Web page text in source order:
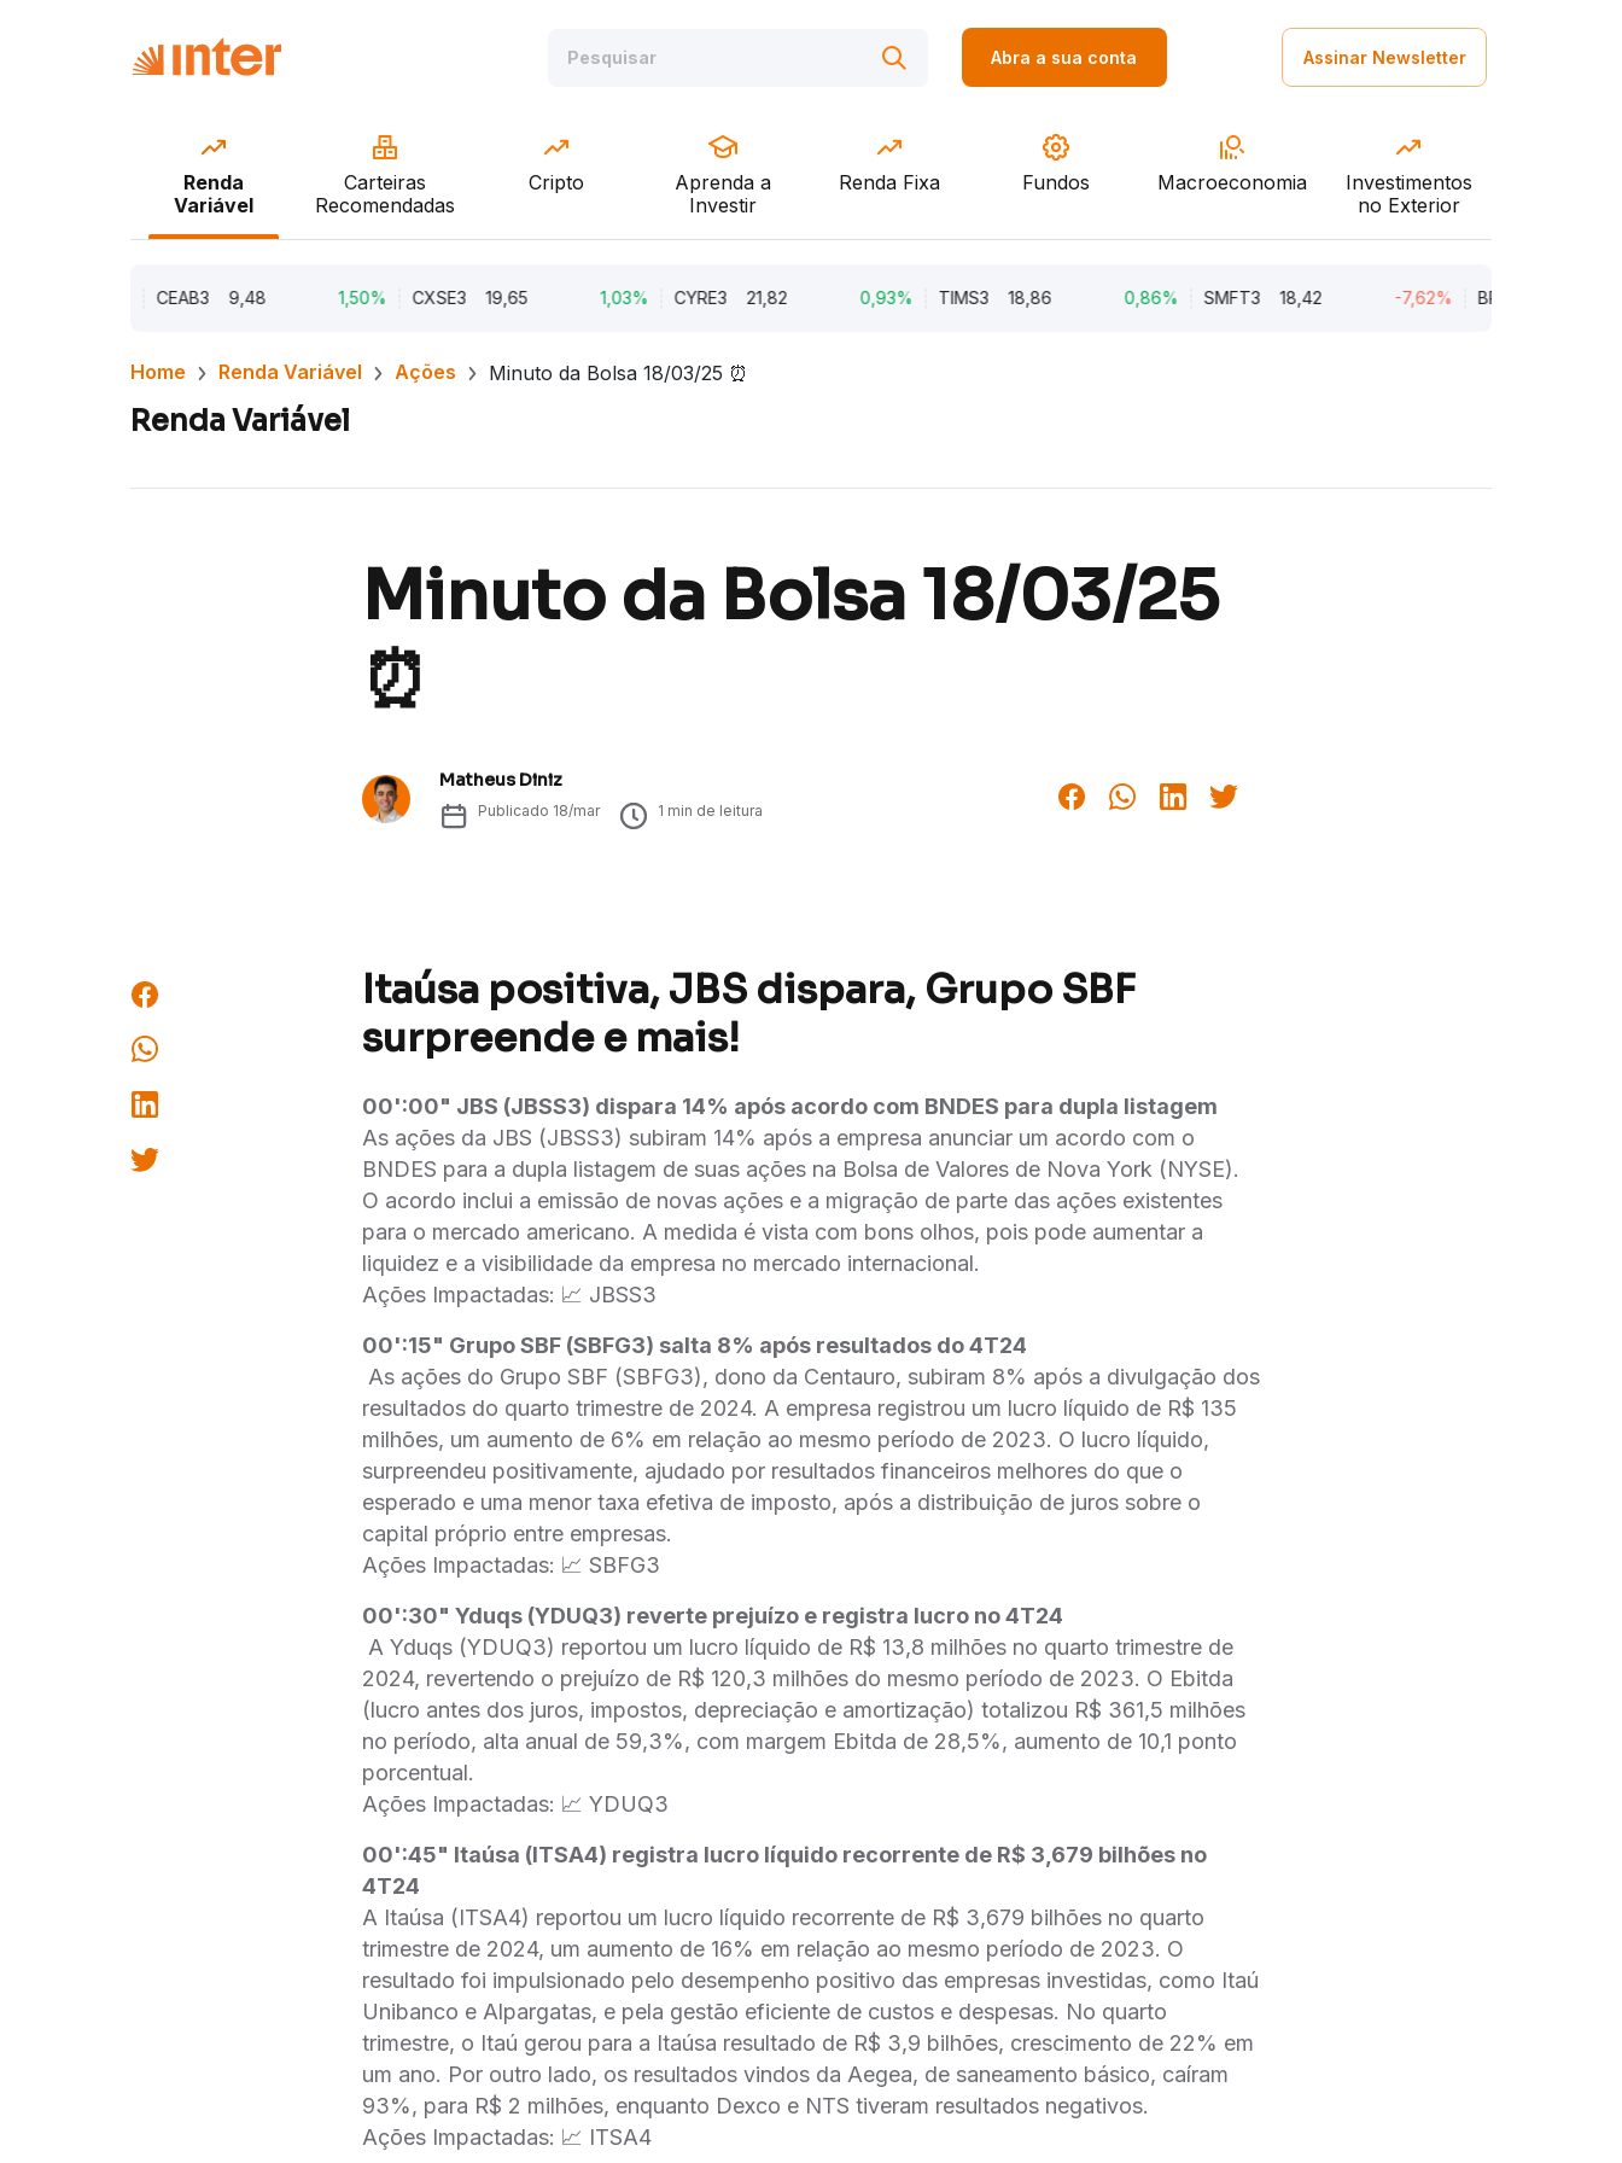
Abra a sua conta Assinar Newsletter
Renda
Variável
Carteiras
Recomendadas
Cripto
Aprenda a
Investir
Renda Fixa Fundos Macroeconomia
Investimentos
no Exterior
CEAB3 9,48 1,50% CXSE3 19,65 1,03% CYRE3 21,82 0,93% TIMS3 18,86 0,86% SMFT3 18,42 -7,62% BRAV3
Home Renda Variável Ações Minuto da Bolsa 18/03/25 ⏰
Renda Variável
Minuto da Bolsa 18/03/25
⏰
Matheus Diniz
Publicado 18/mar 1 min de leitura
Itaúsa positiva, JBS dispara, Grupo SBF
surpreende e mais!
00':00" JBS (JBSS3) dispara 14% após acordo com BNDES para dupla listagem
As ações da JBS (JBSS3) subiram 14% após a empresa anunciar um acordo com o
BNDES para a dupla listagem de suas ações na Bolsa de Valores de Nova York (NYSE).
O acordo inclui a emissão de novas ações e a migração de parte das ações existentes
para o mercado americano. A medida é vista com bons olhos, pois pode aumentar a
liquidez e a visibilidade da empresa no mercado internacional.
Ações Impactadas: 📈 JBSS3
00':15" Grupo SBF (SBFG3) salta 8% após resultados do 4T24
As ações do Grupo SBF (SBFG3), dono da Centauro, subiram 8% após a divulgação dos
resultados do quarto trimestre de 2024. A empresa registrou um lucro líquido de R$ 135
milhões, um aumento de 6% em relação ao mesmo período de 2023. O lucro líquido,
surpreendeu positivamente, ajudado por resultados financeiros melhores do que o
esperado e uma menor taxa efetiva de imposto, após a distribuição de juros sobre o
capital próprio entre empresas.
Ações Impactadas: 📈 SBFG3
00':30" Yduqs (YDUQ3) reverte prejuízo e registra lucro no 4T24
A Yduqs (YDUQ3) reportou um lucro líquido de R$ 13,8 milhões no quarto trimestre de
2024, revertendo o prejuízo de R$ 120,3 milhões do mesmo período de 2023. O Ebitda
(lucro antes dos juros, impostos, depreciação e amortização) totalizou R$ 361,5 milhões
no período, alta anual de 59,3%, com margem Ebitda de 28,5%, aumento de 10,1 ponto
porcentual.
Ações Impactadas: 📈 YDUQ3
00':45" Itaúsa (ITSA4) registra lucro líquido recorrente de R$ 3,679 bilhões no
4T24
A Itaúsa (ITSA4) reportou um lucro líquido recorrente de R$ 3,679 bilhões no quarto
trimestre de 2024, um aumento de 16% em relação ao mesmo período de 2023. O
resultado foi impulsionado pelo desempenho positivo das empresas investidas, como Itaú
Unibanco e Alpargatas, e pela gestão eficiente de custos e despesas. No quarto
trimestre, o Itaú gerou para a Itaúsa resultado de R$ 3,9 bilhões, crescimento de 22% em
um ano. Por outro lado, os resultados vindos da Aegea, de saneamento básico, caíram
93%, para R$ 2 milhões, enquanto Dexco e NTS tiveram resultados negativos.
Ações Impactadas: 📈 ITSA4